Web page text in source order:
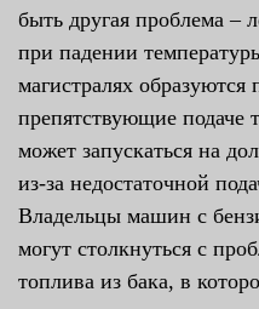
быть другая проблема –
при падении
магистралях
препятствующие подаче
может запускаться на
из-за недостаточной
Владельцы машин с
могут столкнуться с
топлива из бака, в